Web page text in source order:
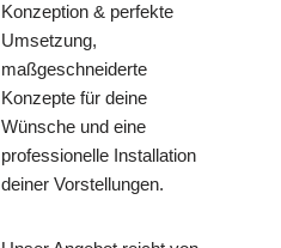
Konzeption & perfekte
Umsetzung,
maßgeschneiderte
Konzepte für deine
Wünsche und eine
professionelle Installation
deiner Vorstellungen.